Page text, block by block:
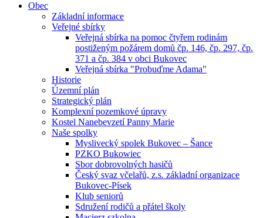
Obec
Základní informace
Veřejné sbírky
Veřejná sbírka na pomoc čtyřem rodinám
postiženým požárem domů čp. 146, čp. 297, čp.
371 a čp. 384 v obci Bukovec
Veřejná sbírka "Probuďme Adama"
Historie
Územní plán
Strategický plán
Komplexní pozemkové úpravy
Kostel Nanebevzetí Panny Marie
Naše spolky
Myslivecký spolek Bukovec – Šance
PZKO Bukowiec
Sbor dobrovolných hasičů
Český svaz včelařů, z.s. základní organizace
Bukovec-Písek
Klub seniorů
Sdružení rodičů a přátel školy